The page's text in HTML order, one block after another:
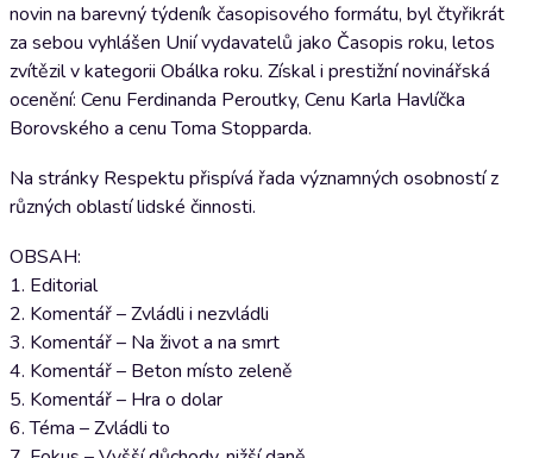
novin na barevný týdeník časopisového formátu, byl čtyřikrát
za sebou vyhlášen Unií vydavatelů jako Časopis roku, letos
zvítězil v kategorii Obálka roku. Získal i prestižní novinářská
ocenění: Cenu Ferdinanda Peroutky, Cenu Karla Havlíčka
Borovského a cenu Toma Stopparda.
Na stránky Respektu přispívá řada významných osobností z
různých oblastí lidské činnosti.
OBSAH:
1. Editorial
2. Komentář – Zvládli i nezvládli
3. Komentář – Na život a na smrt
4. Komentář – Beton místo zeleně
5. Komentář – Hra o dolar
6. Téma – Zvládli to